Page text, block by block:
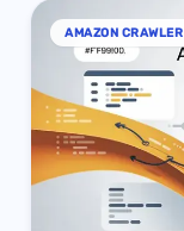
AMAZON CRAWLER